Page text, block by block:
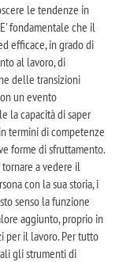
le tendenze in
fondamentale che il
efficace, in grado di
al lavoro, di
delle transizioni
un evento
la capacità di saper
termini di competenze
forme di sfruttamento.
a vedere il
con la sua storia, i
senso la funzione
aggiunto, proprio in
per il lavoro. Per tutto
gli strumenti di